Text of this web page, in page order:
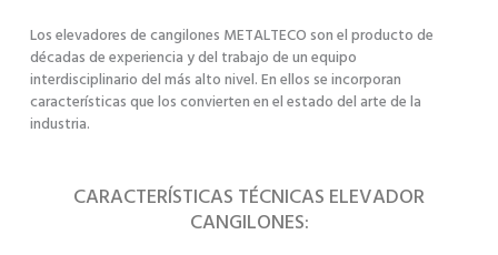
Los elevadores de cangilones METALTECO son el producto de
décadas de experiencia y del trabajo de un equipo
interdisciplinario del más alto nivel. En ellos se incorporan
características que los convierten en el estado del arte de la
industria.
CARACTERÍSTICAS TÉCNICAS ELEVADOR
CANGILONES: